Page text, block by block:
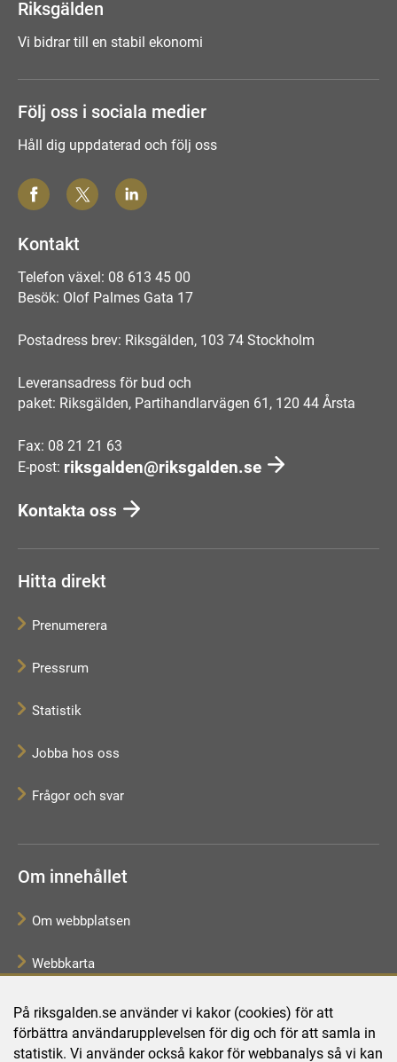
På riksgalden.se använder vi kakor (cookies) för att
förbättra användarupplevelsen för dig och för att samla in
statistik. Vi använder också kakor för webbanalys så vi kan
Riksgälden
Vi bidrar till en stabil ekonomi
Följ oss i sociala medier
Håll dig uppdaterad och följ oss
Kontakt
Telefon växel: 08 613 45 00
Besök: Olof Palmes Gata 17
Postadress brev: Riksgälden, 103 74 Stockholm
Leveransadress för bud och
paket: Riksgälden, Partihandlarvägen 61, 120 44 Årsta
Fax: 08 21 21 63
E-post: riksgalden@riksgalden.se
Kontakta oss
Hitta direkt
Prenumerera
Pressrum
Statistik
Jobba hos oss
Frågor och svar
Om innehållet
Om webbplatsen
Webbkarta
Tillgänglighetsredogörelse
Behandling av personuppgifter